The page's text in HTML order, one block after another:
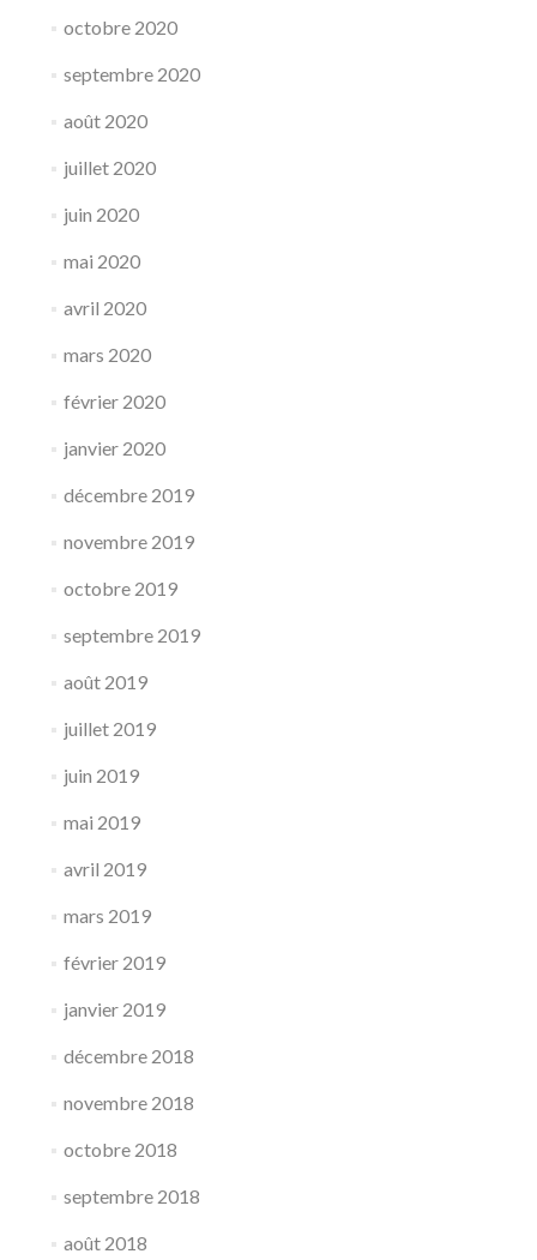
octobre 2020
septembre 2020
août 2020
juillet 2020
juin 2020
mai 2020
avril 2020
mars 2020
février 2020
janvier 2020
décembre 2019
novembre 2019
octobre 2019
septembre 2019
août 2019
juillet 2019
juin 2019
mai 2019
avril 2019
mars 2019
février 2019
janvier 2019
décembre 2018
novembre 2018
octobre 2018
septembre 2018
août 2018